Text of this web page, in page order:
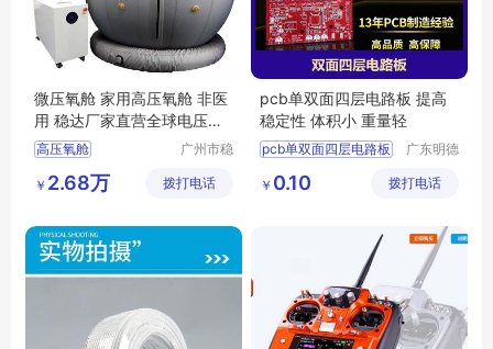
微压氧舱 家用高压氧舱 非医
用 稳达厂家直营全球电压通
用
高压氧舱
广州市稳
限公司
￥ 2.68万 拨打电话
pcb单双面四层电路板 提高
稳定性 体积小 重量轻
pcb单双面四层电路板
单双面四层板
广东明德
有限公司
￥ 0.10 拨打电话